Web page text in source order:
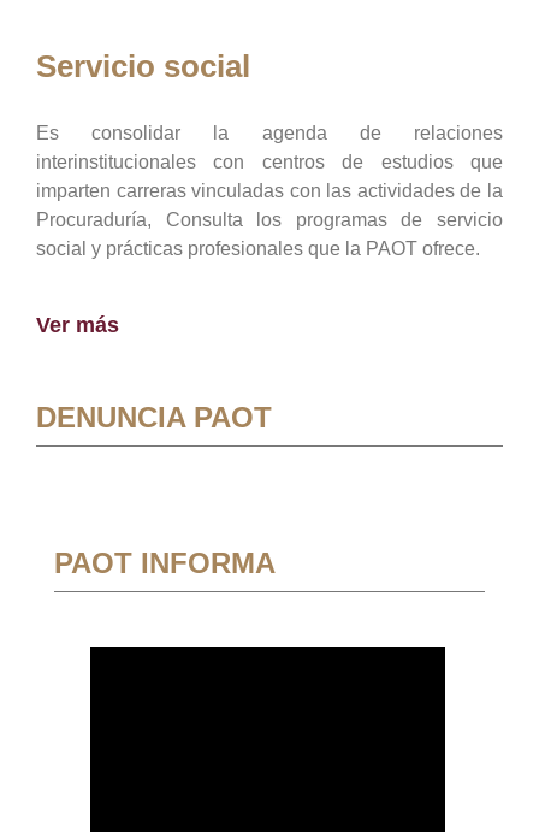
Servicio social
Es consolidar la agenda de relaciones
interinstitucionales con centros de estudios que
imparten carreras vinculadas con las actividades de la
Procuraduría, Consulta los programas de servicio
social y prácticas profesionales que la PAOT ofrece.
Ver más
DENUNCIA PAOT
PAOT INFORMA